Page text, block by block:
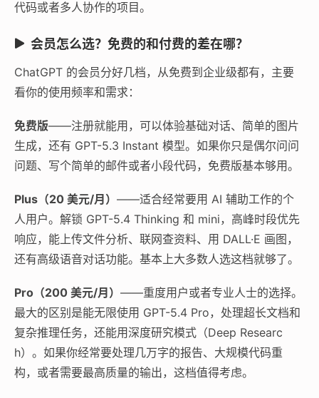
代码或者多人协作的项目。
会员怎么选？免费的和付费的差在哪？
ChatGPT 的会员分好几档，从免费到企业级都有，主要
看你的使用频率和需求：
免费版——注册就能用，可以体验基础对话、简单的图片
生成，还有 GPT-5.3 Instant 模型。如果你只是偶尔问问
问题、写个简单的邮件或者小段代码，免费版基本够用。
Plus（20 美元/月） ——适合经常要用 AI 辅助工作的个
人用户。解锁 GPT-5.4 Thinking 和 mini，高峰时段优先
响应，能上传文件分析、联网查资料、用 DALL·E 画图，
还有高级语音对话功能。基本上大多数人选这档就够了。
Pro（200 美元/月） ——重度用户或者专业人士的选择。
最大的区别是能无限使用 GPT-5.4 Pro，处理超长文档和
复杂推理任务，还能用深度研究模式（Deep Researc
h）。如果你经常要处理几万字的报告、大规模代码重
构，或者需要最高质量的输出，这档值得考虑。